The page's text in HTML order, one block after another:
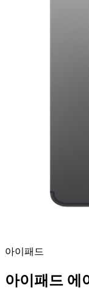
아이패드
아이패드 에